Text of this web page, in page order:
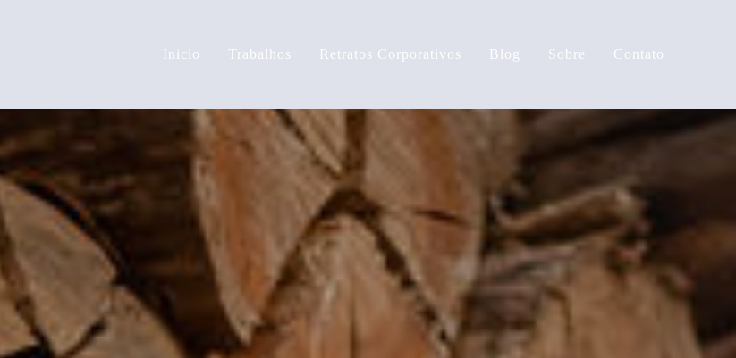
Inicio Trabalhos Retratos Corporativos Blog Sobre Contato